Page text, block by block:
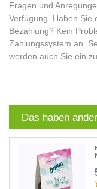
Fragen und
Verfügung. Haben Sie
Bezahlung? Kein
Zahlungssystem an.
werden auch Sie ein
Das haben